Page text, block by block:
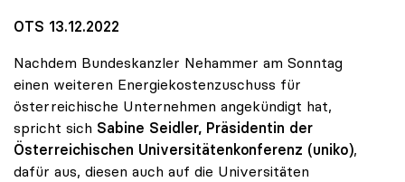
OTS 13.12.2022
Nachdem Bundeskanzler Nehammer am Sonntag
einen weiteren Energiekostenzuschuss für
österreichische Unternehmen angekündigt hat,
spricht sich Sabine Seidler, Präsidentin der
Österreichischen Universitätenkonferenz (uniko),
dafür aus, diesen auch auf die Universitäten